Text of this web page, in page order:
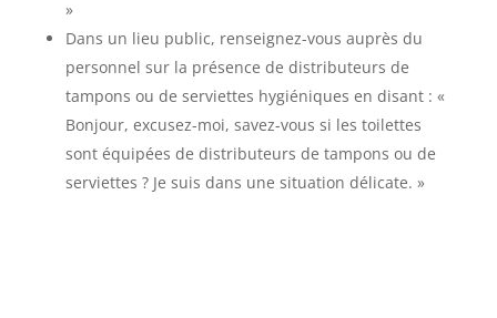
»
Dans un lieu public, renseignez-vous auprès du
personnel sur la présence de distributeurs de
tampons ou de serviettes hygiéniques en disant : «
Bonjour, excusez-moi, savez-vous si les toilettes
sont équipées de distributeurs de tampons ou de
serviettes ? Je suis dans une situation délicate. »